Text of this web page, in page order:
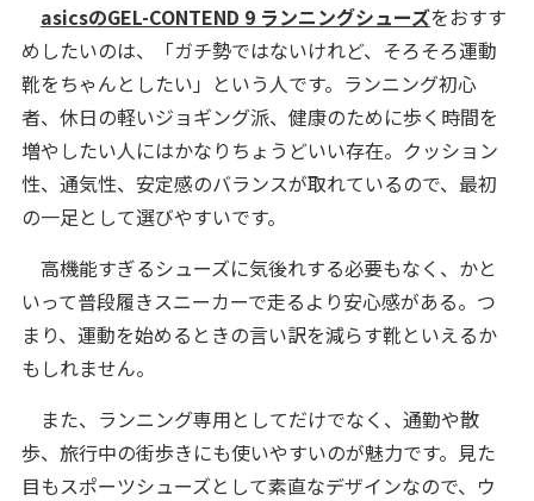
asicsのGEL-CONTEND 9 ランニングシューズをおすす
めしたいのは、「ガチ勢ではないけれど、そろそろ運動
靴をちゃんとしたい」という人です。ランニング初心
者、休日の軽いジョギング派、健康のために歩く時間を
増やしたい人にはかなりちょうどいい存在。クッション
性、通気性、安定感のバランスが取れているので、最初
の一足として選びやすいです。
高機能すぎるシューズに気後れする必要もなく、かと
いって普段履きスニーカーで走るより安心感がある。つ
まり、運動を始めるときの言い訳を減らす靴といえるか
もしれません。
また、ランニング専用としてだけでなく、通勤や散
歩、旅行中の街歩きにも使いやすいのが魅力です。見た
目もスポーツシューズとして素直なデザインなので、ウ